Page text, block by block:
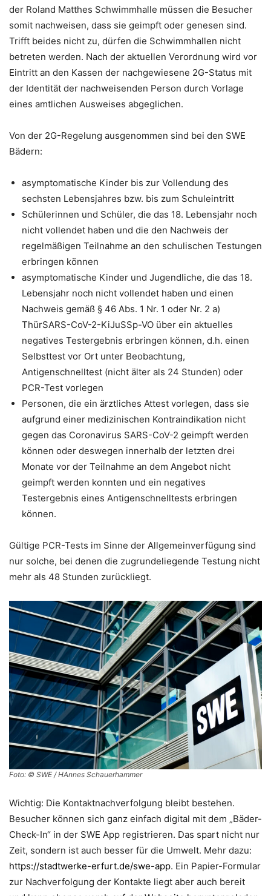
der Roland Matthes Schwimmhalle müssen die Besucher
somit nachweisen, dass sie geimpft oder genesen sind.
Trifft beides nicht zu, dürfen die Schwimmhallen nicht
betreten werden. Nach der aktuellen Verordnung wird vor
Eintritt an den Kassen der nachgewiesene 2G-Status mit
der Identität der nachweisenden Person durch Vorlage
eines amtlichen Ausweises abgeglichen.
Von der 2G-Regelung ausgenommen sind bei den SWE
Bädern:
asymptomatische Kinder bis zur Vollendung des
sechsten Lebensjahres bzw. bis zum Schuleintritt
Schülerinnen und Schüler, die das 18. Lebensjahr noch
nicht vollendet haben und die den Nachweis der
regelmäßigen Teilnahme an den schulischen Testungen
erbringen können
asymptomatische Kinder und Jugendliche, die das 18.
Lebensjahr noch nicht vollendet haben und einen
Nachweis gemäß § 46 Abs. 1 Nr. 1 oder Nr. 2 a)
ThürSARS-CoV-2-KiJuSSp-VO über ein aktuelles
negatives Testergebnis erbringen können, d.h. einen
Selbsttest vor Ort unter Beobachtung,
Antigenschnelltest (nicht älter als 24 Stunden) oder
PCR-Test vorlegen
Personen, die ein ärztliches Attest vorlegen, dass sie
aufgrund einer medizinischen Kontraindikation nicht
gegen das Coronavirus SARS-CoV-2 geimpft werden
können oder deswegen innerhalb der letzten drei
Monate vor der Teilnahme an dem Angebot nicht
geimpft werden konnten und ein negatives
Testergebnis eines Antigenschnelltests erbringen
können.
Gültige PCR-Tests im Sinne der Allgemeinverfügung sind
nur solche, bei denen die zugrundeliegende Testung nicht
mehr als 48 Stunden zurückliegt.
Foto: © SWE / HAnnes Schauerhammer
Wichtig: Die Kontaktnachverfolgung bleibt bestehen.
Besucher können sich ganz einfach digital mit dem „Bäder-
Check-In“ in der SWE App registrieren. Das spart nicht nur
Zeit, sondern ist auch besser für die Umwelt. Mehr dazu:
https://stadtwerke-erfurt.de/swe-app. Ein Papier-Formular
zur Nachverfolgung der Kontakte liegt aber auch bereit